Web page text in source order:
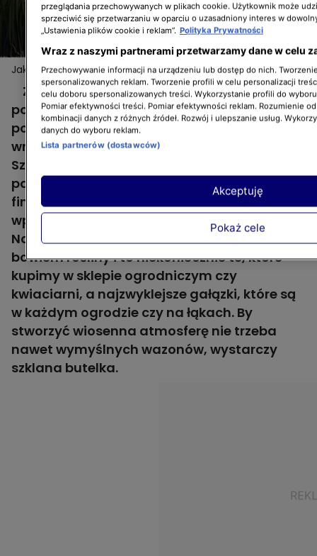
Jak wprowadzić wiosnę do wnętrza? Mamy dla was
rady od Doroty Szelągowskiej
Więcej
Za oknem coraz częściej możemy poczuć
powiew wiosny. Co zrobić, by ta radosna
pora roku zawitała również do naszych
wnętrz? Na to pytanie odpowiedziała Dorota
Szelągowska. Projektantka podkreśliła, że jej
patenty nie wymagają dużych nakładów
finansowych i każdy jest w stanie
wprowadzić je do własnego mieszkania.
Najlepszym rozwiązaniem wydają się
bowiem rośliny i to niekoniecznie te, które
kupimy w sklepie ogrodniczym czy
kwiaciarni, a najzwyklejsze gałązki, które są
w każdym ogrodzie czy na łąkach. By
stworzyć wiosenna atmosferę nie trzeba
nawet wymyślnych wazonów, wystarczy
szklana butelka.
przeglądania przechowywanych w plikach cookie. Użytkownik może
sprzeciwić się przetwarzaniu w oparciu o uzasadniony interes w
„Ustawienia plików cookie i reklam”. Polityka Prywatności
Wraz z naszymi partnerami przetwarzamy dane w celu
Przechowywanie informacji na urządzeniu lub dostęp do nich.
spersonalizowanych reklam. Tworzenie profili w celu personalizacji
celu doboru spersonalizowanych treści. Wykorzystanie profili do
Pomiar efektywności treści. Pomiar efektywności reklam. Rozumienie
kombinacji danych z różnych źródeł. Rozwój i ulepszanie usług.
danych do wyboru reklam.
Lista partnerów (dostawców)
Pokaż cele
Akceptuję